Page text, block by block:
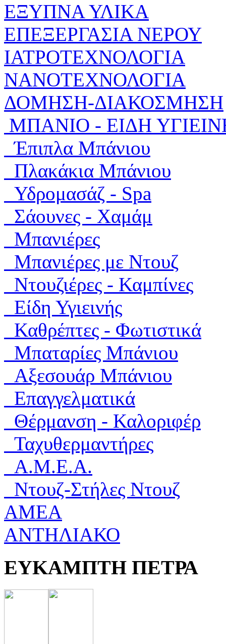
ΕΞΥΠΝΑ ΥΛΙΚΑ
ΕΠΕΞΕΡΓΑΣΙΑ ΝΕΡΟΥ
ΙΑΤΡΟΤΕΧΝΟΛΟΓΙΑ
ΝΑΝΟΤΕΧΝΟΛΟΓΙΑ
ΔΟΜΗΣΗ-ΔΙΑΚΟΣΜΗΣΗ
ΜΠΑΝΙΟ - ΕΙΔΗ
Έπιπλα Μπάνιου
Πλακάκια Μπάνιου
Υδρομασάζ - Spa
Σάουνες - Χαμάμ
Μπανιέρες
Μπανιέρες με Ντουζ
Ντουζιέρες - Καμπίνες
Είδη Υγιεινής
Καθρέπτες - Φωτιστικά
Μπαταρίες Μπάνιου
Αξεσουάρ Μπάνιου
Επαγγελματικά
Θέρμανση - Καλοριφέρ
Ταχυθερμαντήρες
Α.Μ.Ε.Α.
Ντουζ-Στήλες Ντουζ
ΑΜΕΑ
ΑΝΤΗΛΙΑΚΟ
ΕΥΚΑΜΠΤΗ ΠΕΤΡΑ